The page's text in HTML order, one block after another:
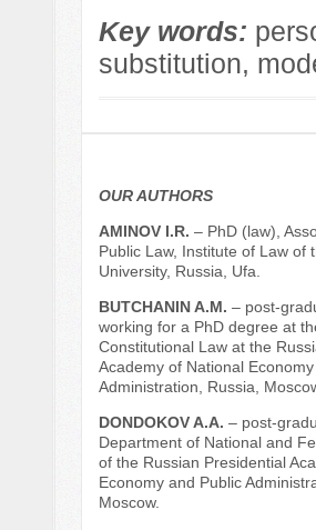
Key words:
substitution,
OUR AUTHORS
АMINOV I.R. – PhD (law),
Public Law, Institute of Law of
University, Russia, Ufa.
BUTCHANIN A.M. – post-
working for a PhD degree at
Constitutional Law at the
Academy of National
Administration, Russia,
DONDOKOV A.A. – post-
Department of National and
of the Russian Presidential
Economy and Public
Moscow.